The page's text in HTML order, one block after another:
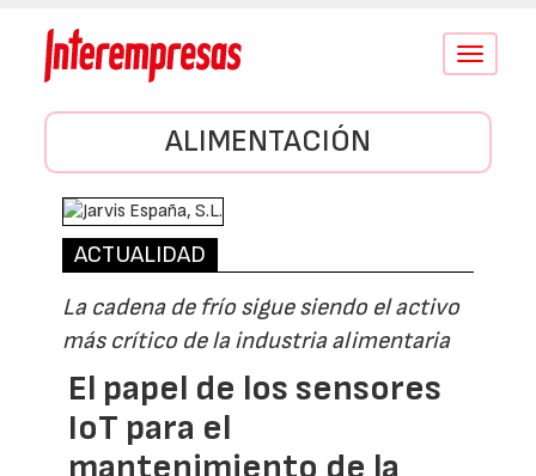
Conmutar
ALIMENTACIÓN
ACTUALIDAD
La cadena de frío sigue siendo el activo
más crítico de la industria alimentaria
El papel de los sensores
IoT para el